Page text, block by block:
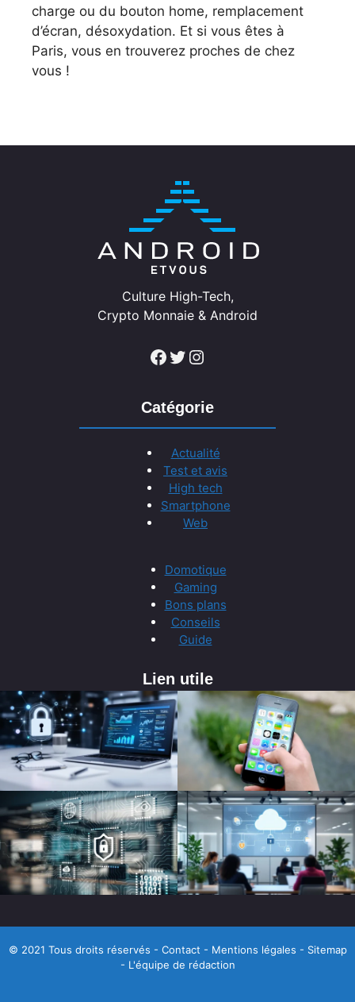
charge ou du bouton home, remplacement
d’écran, désoxydation. Et si vous êtes à
Paris, vous en trouverez proches de chez
vous !
Culture High-Tech,
Crypto Monnaie & Android
Facebook Twitter Instagram
Catégorie
Actualité
Test et avis
High tech
Smartphone
Web
Domotique
Gaming
Bons plans
Conseils
Guide
Lien utile
© 2021 Tous droits réservés - Contact - Mentions légales - Sitemap
- L'équipe de rédaction